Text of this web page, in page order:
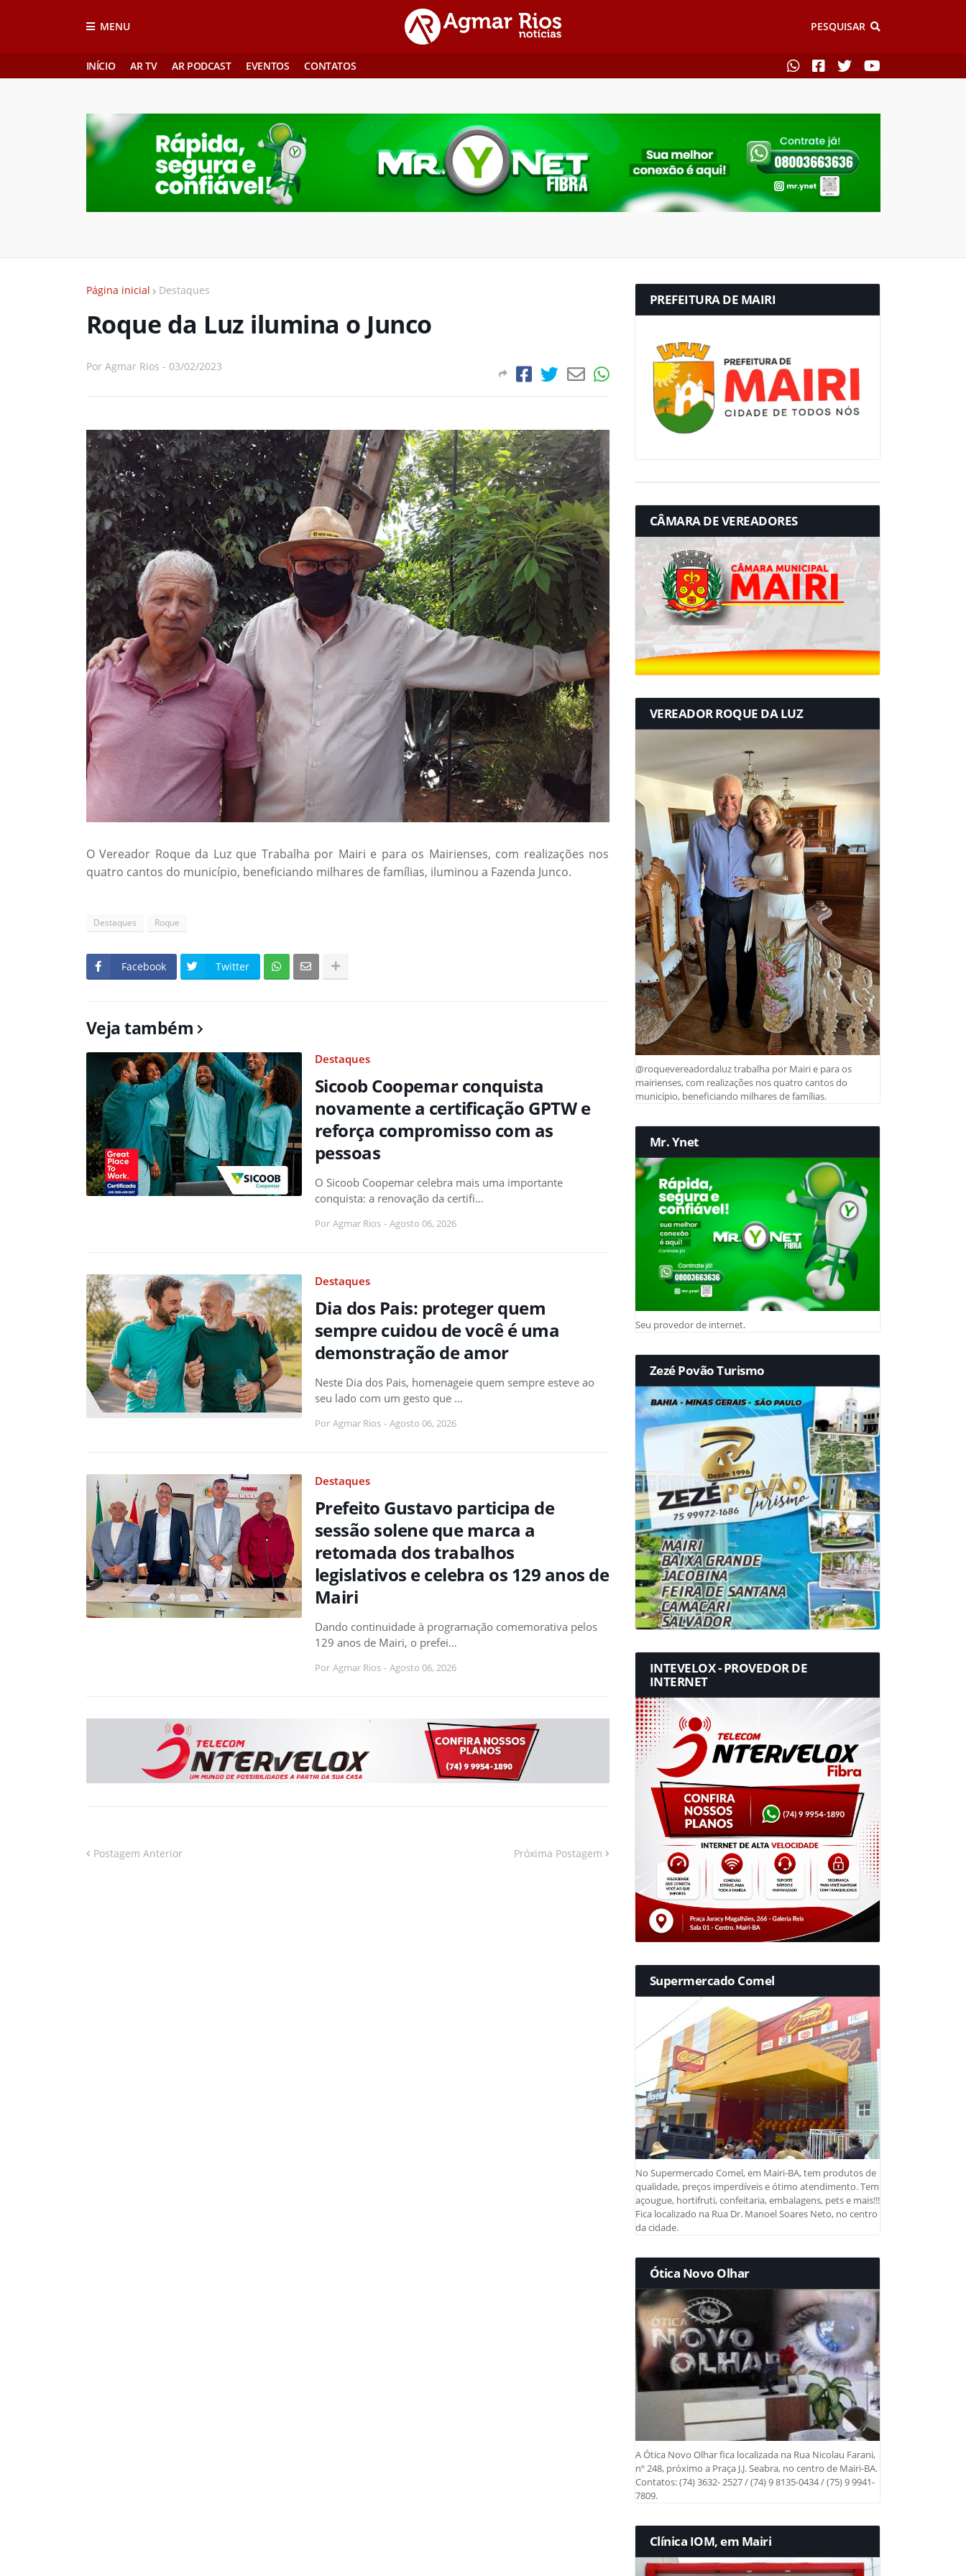
MENU PESQUISAR
INÍCIO AR TV AR PODCAST EVENTOS CONTATOS
Página inicial Destaques
Roque da Luz ilumina o Junco
Por Agmar Rios - 03/02/2023
O Vereador Roque da Luz que Trabalha por Mairi e para os Mairienses, com realizações nos
quatro cantos do município, beneficiando milhares de famílias, iluminou a Fazenda Junco.
Destaques Roque
Facebook Twitter
Veja também
Destaques
Sicoob Coopemar conquista
novamente a certificação GPTW e
reforça compromisso com as
pessoas
O Sicoob Coopemar celebra mais uma importante
conquista: a renovação da certifi…
Por Agmar Rios - Agosto 06, 2026
Destaques
Dia dos Pais: proteger quem
sempre cuidou de você é uma
demonstração de amor
Neste Dia dos Pais, homenageie quem sempre esteve ao
seu lado com um gesto que …
Por Agmar Rios - Agosto 06, 2026
Destaques
Prefeito Gustavo participa de
sessão solene que marca a
retomada dos trabalhos
legislativos e celebra os 129 anos de
Mairi
Dando continuidade à programação comemorativa pelos
129 anos de Mairi, o prefei…
Por Agmar Rios - Agosto 06, 2026
Postagem Anterior Próxima Postagem
PREFEITURA DE MAIRI
CÂMARA DE VEREADORES
VEREADOR ROQUE DA LUZ
@roquevereadordaluz trabalha por Mairi e para os
mairienses, com realizações nos quatro cantos do
município, beneficiando milhares de famílias.
Mr. Ynet
Seu provedor de internet.
Zezé Povão Turismo
INTEVELOX - PROVEDOR DE
INTERNET
Supermercado Comel
No Supermercado Comel, em Mairi-BA, tem produtos de
qualidade, preços imperdíveis e ótimo atendimento. Tem
açougue, hortifruti, confeitaria, embalagens, pets e mais!!!
Fica localizado na Rua Dr. Manoel Soares Neto, no centro
da cidade.
Ótica Novo Olhar
A Ótica Novo Olhar fica localizada na Rua Nicolau Farani,
nº 248, próximo a Praça J.J. Seabra, no centro de Mairi-BA.
Contatos: (74) 3632- 2527 / (74) 9 8135-0434 / (75) 9 9941-
7809.
Clínica IOM, em Mairi